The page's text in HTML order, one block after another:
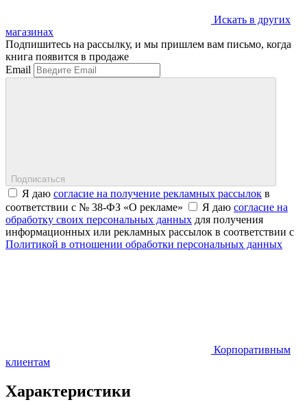
Искать в других
магазинах
Подпишитесь на рассылку, и мы пришлем вам письмо, когда
книга появится в продаже
Email
Подписаться
Я даю согласие на получение рекламных рассылок в
соответствии с № 38-ФЗ «О рекламе»
Я даю согласие на
обработку своих персональных данных для получения
информационных или рекламных рассылок в соответствии с
Политикой в отношении обработки персональных данных
Корпоративным
клиентам
Характеристики